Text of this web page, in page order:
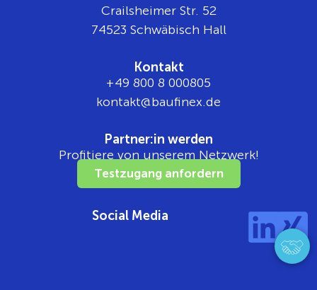
Crailsheimer Str. 52
74523 Schwäbisch Hall
Kontakt
+49 800 8 000805
ed.xe
nifua
b@tka
tnok
Partner:in werden
Profitiere von unserem Netzwerk!
Testzugang anfordern
Social Media